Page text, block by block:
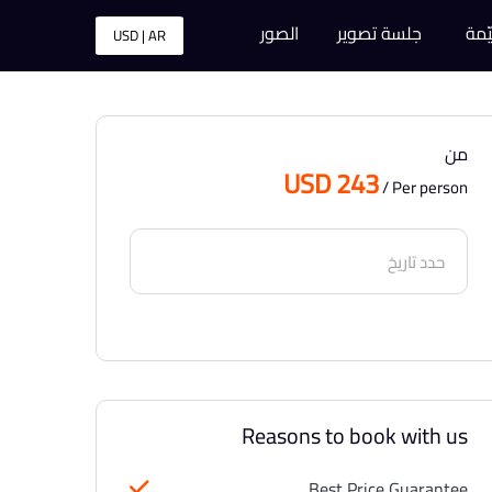
جلسة تصوير الصور USD | AR
من
USD 243/ Per person
Reasons to book with us